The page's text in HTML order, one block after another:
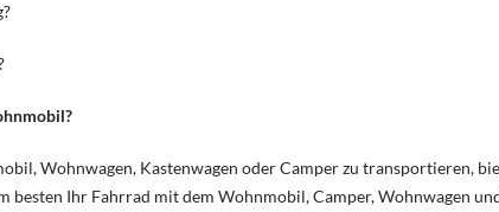
Wohnwagen, Kastenwagen oder Camper zu transportieren,
besten Ihr Fahrrad mit dem Wohnmobil, Camper, Wohnwagen